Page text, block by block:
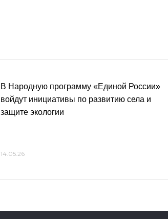
В Народную программу «Единой России»
войдут инициативы по развитию села и
защите экологии
14.05.26